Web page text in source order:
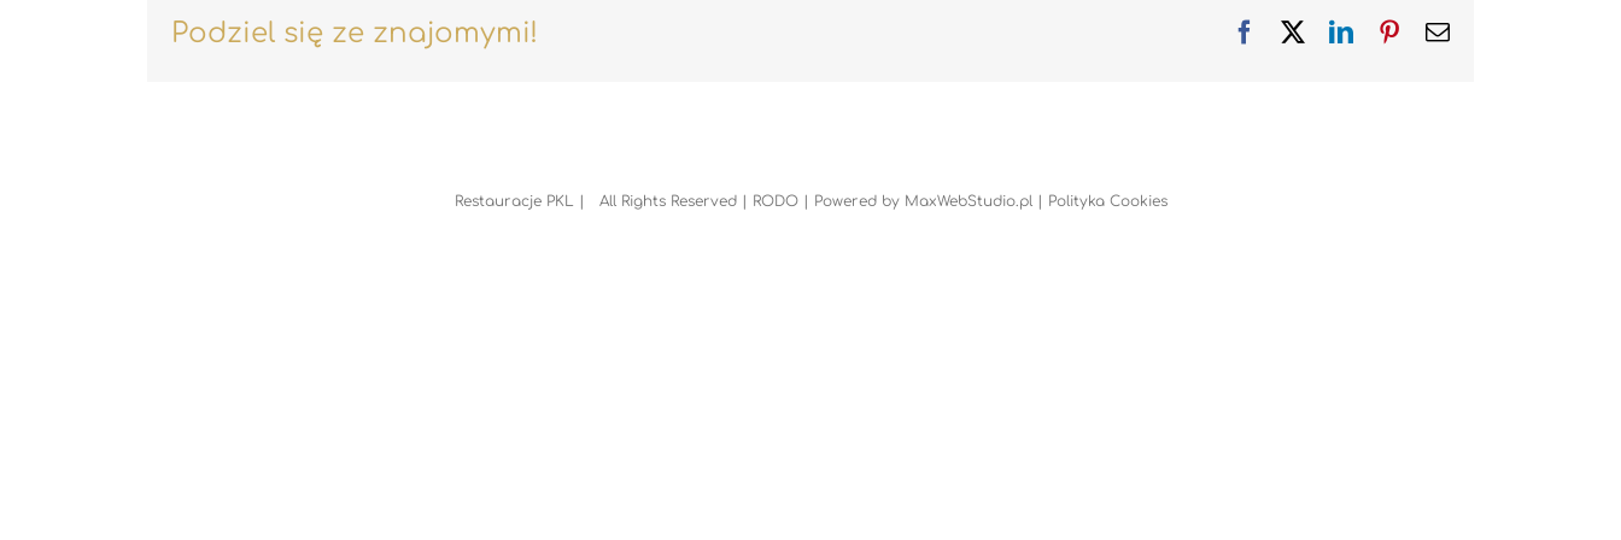
Podziel się ze znajomymi! FacebookLinkedInPinterest
Email
Restauracje PKL | All Rights Reserved | RODO| Powered by MaxWebStudio.pl | Polityka Cookies